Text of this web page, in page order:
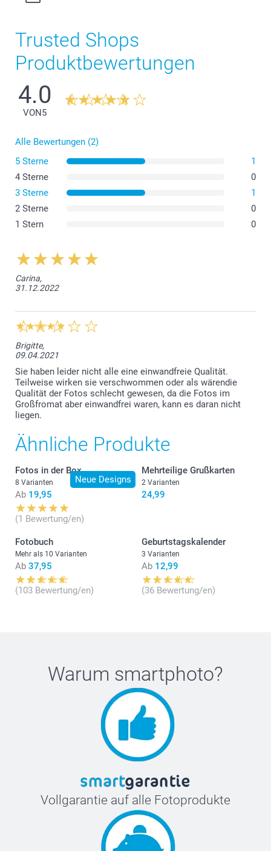
Trusted Shops
Produktbewertungen
4.0
VON 5
Alle Bewertungen (2)
5 Sterne
1
4 Sterne
0
3 Sterne
1
2 Sterne
0
1 Stern
0
Carina,
31.12.2022
Brigitte,
09.04.2021
Sie haben leider nicht alle eine einwandfreie Qualität.
Teilweise wirken sie verschwommen oder als wärendie
Qualität der Fotos schlecht gewesen, da die Fotos im
Großfromat aber einwandfrei waren, kann es daran nicht
liegen.
Ähnliche Produkte
Neue Designs
Fotos in der Box
8 Varianten
Ab 19,95
(1 Bewertung/en)
Mehrteilige Grußkarten
2 Varianten
24,99
Fotobuch
Mehr als 10 Varianten
Ab 37,95
(103 Bewertung/en)
Geburtstagskalender
3 Varianten
Ab 12,99
(36 Bewertung/en)
Warum smartphoto?
Vollgarantie auf alle Fotoprodukte